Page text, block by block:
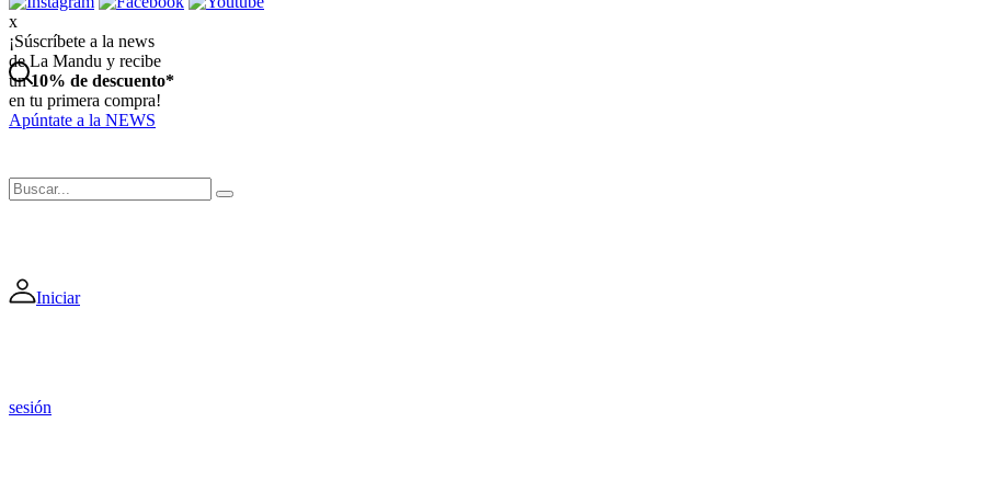
Iniciar
sesión
x
¡Súscríbete a la news
de La Mandu y recibe
un10% de descuento*
en tu primera compra!
Apúntate a la NEWS